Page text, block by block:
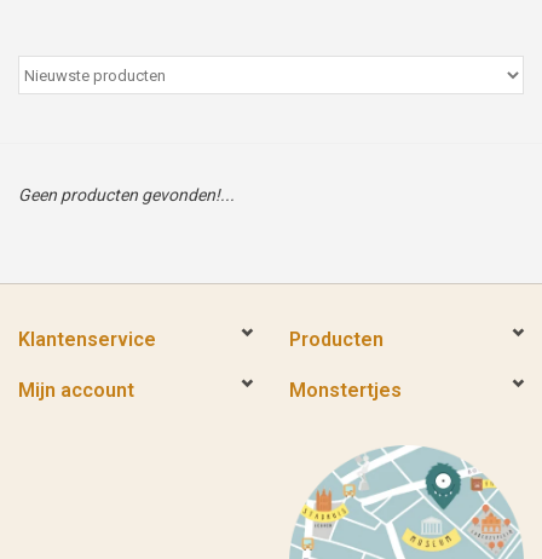
kaartjes
Sales
Merken
Geen producten gevonden!...
Klantenservice Producten
Mijn account Monstertjes